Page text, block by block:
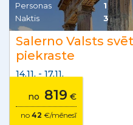
Personas
1
Naktis
3
Salerno Valsts
piekraste
14.11. - 17.11.
no 819 €
no 42 €/mēnesī